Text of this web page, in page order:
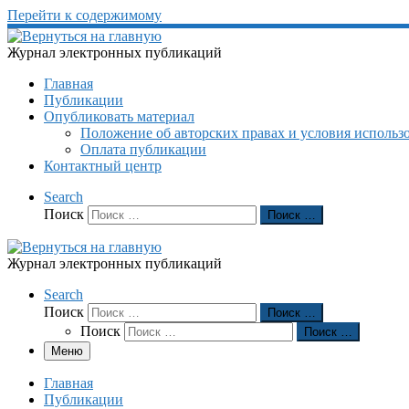
Перейти к содержимому
Журнал электронных публикаций
Главная
Публикации
Опубликовать материал
Положение об авторских правах и условия
Оплата публикации
Контактный центр
Search
Поиск
Поиск …
Журнал электронных публикаций
Search
Поиск
Поиск …
Поиск
Поиск …
Меню
Главная
Публикации